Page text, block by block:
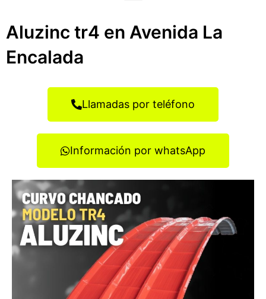
Aluzinc tr4 en Avenida La
Encalada
Llamadas por teléfono
Información por whatsApp